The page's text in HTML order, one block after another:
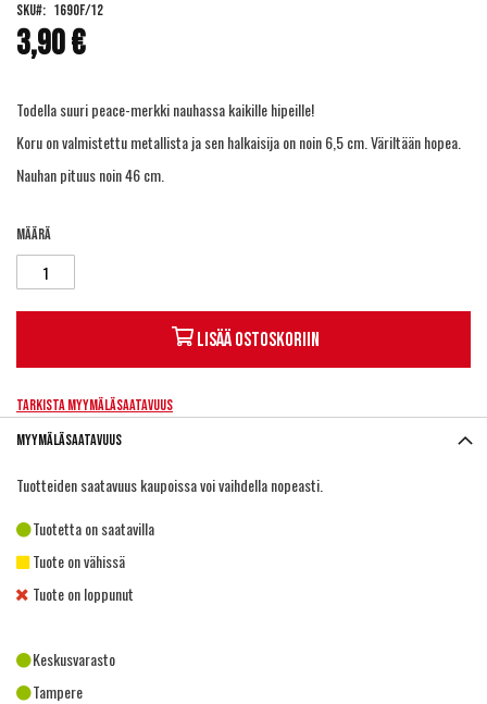
the
images
gallery
3,90 €
SKU
1690F/12
Todella suuri peace-merkki nauhassa kaikille hipeille!
Koru on valmistettu metallista ja sen halkaisija on noin 6,5 cm. Väriltään hopea.
Nauhan pituus noin 46 cm.
Määrä
Lisää ostoskoriin
Tarkista myymäläsaatavuus
Myymäläsaatavuus
Tuotteiden saatavuus kaupoissa voi vaihdella nopeasti.
Tuotetta on saatavilla
Tuote on vähissä
Tuote on loppunut
Keskusvarasto
Tampere